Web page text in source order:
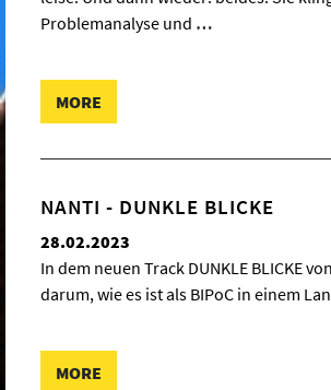
Problemanalyse und …
MORE
NANTI - DUNKLE BLICKE
28.02.2023
In dem neuen Track DUNKLE BLICKE
darum, wie es ist als BIPoC in einem
MORE